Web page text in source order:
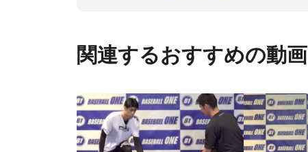
関連するおすすめの動画